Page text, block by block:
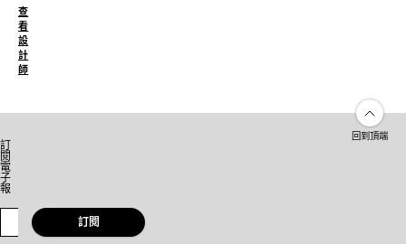
查
看
設
計
師
回到頂端
訂
閱
電
子
報
訂閱